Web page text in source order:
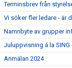
Terminsbrev från
Vi söker fler ledare - är
Namnbyte av grupper
Juluppvisning á la
Anmälan 2024